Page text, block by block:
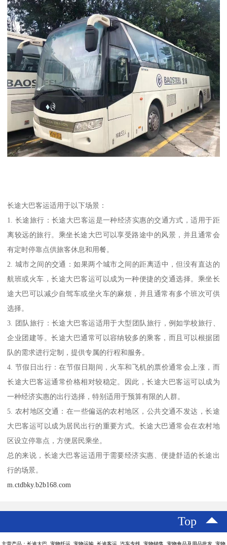
长途大巴客运适用于以下场景：
1. 长途旅行：长途大巴客运是一种经济实惠的交通方式，适用于距
离较远的旅行。乘坐长途大巴可以享受路途中的风景，并且通常会
有定时停靠点供旅客休息和用餐。
2. 城市之间的交通：如果两个城市之间的距离适中，但没有直达的
航班或火车，长途大巴客运可以成为一种便捷的交通选择。乘坐长
途大巴可以减少自驾车或坐火车的麻烦，并且通常有多个班次可供
选择。
3. 团队旅行：长途大巴客运适用于大型团队旅行，例如学校旅行、
企业团建等。长途大巴通常可以容纳较多的乘客，而且可以根据团
队的需求进行定制，提供专属的行程和服务。
4. 节假日出行：在节假日期间，火车和飞机的票价通常会上涨，而
长途大巴客运通常价格相对较稳定。因此，长途大巴客运可以成为
一种经济实惠的出行选择，特别适用于预算有限的人群。
5. 农村地区交通：在一些偏远的农村地区，公共交通不发达，长途
大巴客运可以成为居民出行的重要方式。长途大巴通常会在农村地
区设立停靠点，方便居民乘坐。
总的来说，长途大巴客运适用于需要经济实惠、便捷舒适的长途出
行的场景。
m.ctdbky.b2b168.com
Top
主营产品：长途大巴 宠物托运 宠物运输 长途客运 汽车专线 宠物销售 宠物食品及用品批发 宠物